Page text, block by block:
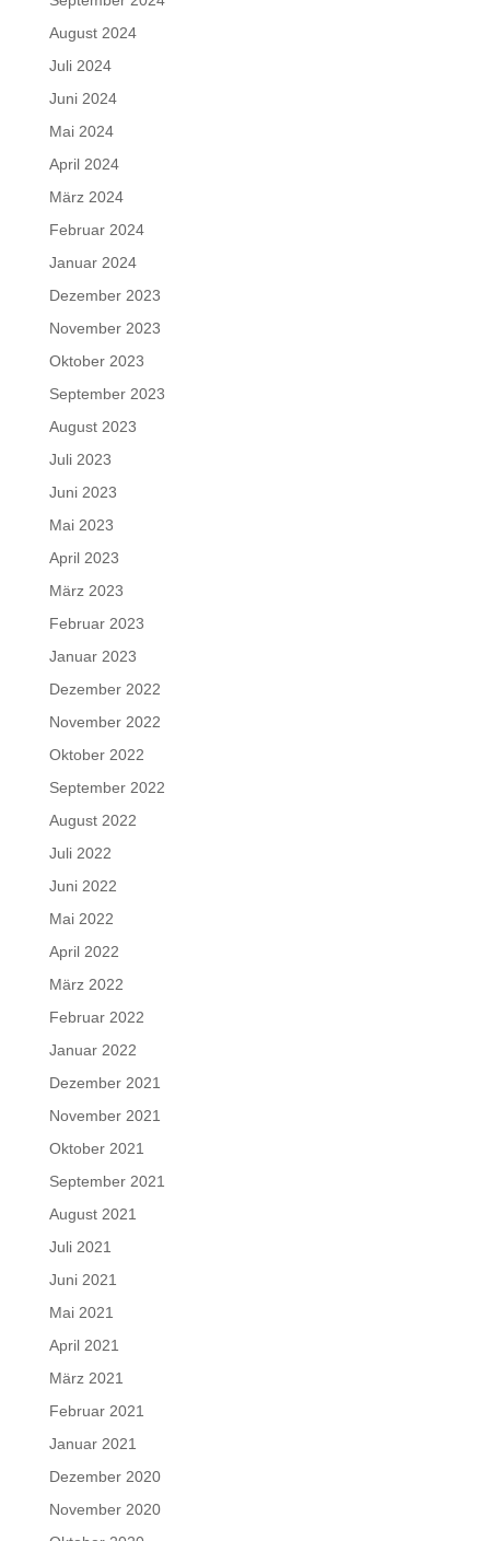
August 2024
Juli 2024
Juni 2024
Mai 2024
April 2024
März 2024
Februar 2024
Januar 2024
Dezember 2023
November 2023
Oktober 2023
September 2023
August 2023
Juli 2023
Juni 2023
Mai 2023
April 2023
März 2023
Februar 2023
Januar 2023
Dezember 2022
November 2022
Oktober 2022
September 2022
August 2022
Juli 2022
Juni 2022
Mai 2022
April 2022
März 2022
Februar 2022
Januar 2022
Dezember 2021
November 2021
Oktober 2021
September 2021
August 2021
Juli 2021
Juni 2021
Mai 2021
April 2021
März 2021
Februar 2021
Januar 2021
Dezember 2020
November 2020